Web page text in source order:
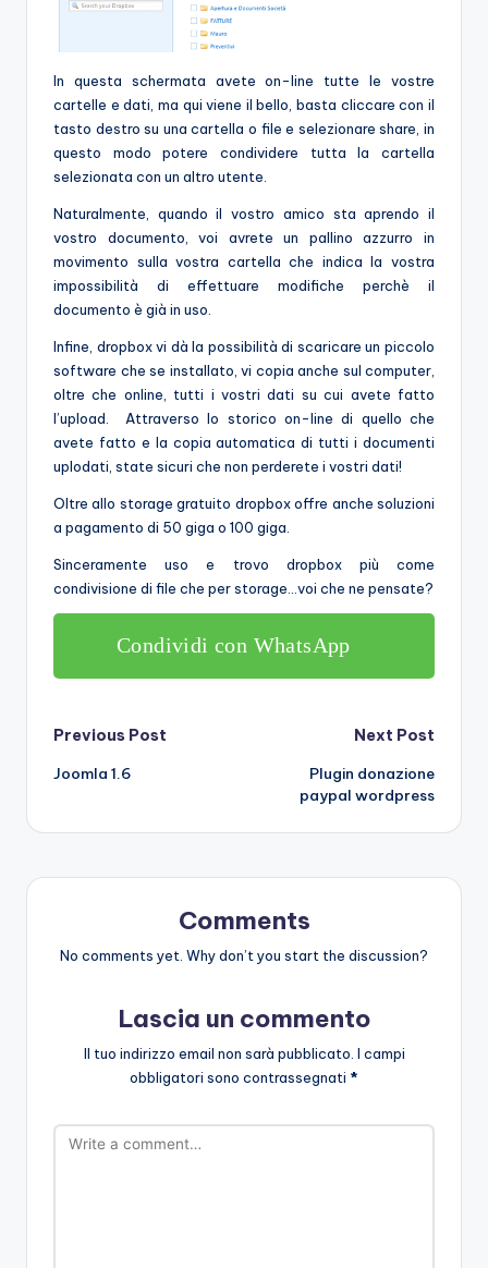
In questa schermata avete on-line tutte le vostre
cartelle e dati, ma qui viene il bello, basta cliccare con il
tasto destro su una cartella o file e selezionare share, in
questo modo potere condividere tutta la cartella
selezionata con un altro utente.
Naturalmente, quando il vostro amico sta aprendo il
vostro documento, voi avrete un pallino azzurro in
movimento sulla vostra cartella che indica la vostra
impossibilità di effettuare modifiche perchè il
documento è già in uso.
Infine, dropbox vi dà la possibilità di scaricare un piccolo
software che se installato, vi copia anche sul computer,
oltre che online, tutti i vostri dati su cui avete fatto
l’upload. Attraverso lo storico on-line di quello che
avete fatto e la copia automatica di tutti i documenti
uplodati, state sicuri che non perderete i vostri dati!
Oltre allo storage gratuito dropbox offre anche soluzioni
a pagamento di 50 giga o 100 giga.
Sinceramente uso e trovo dropbox più come
condivisione di file che per storage…voi che ne pensate?
Condividi con WhatsApp
Post
navigation
Previous Post
Joomla 1.6
Next Post
Plugin donazione
paypal wordpress
Comments
No comments yet. Why don’t you start the discussion?
Lascia un commento
Il tuo indirizzo email non sarà pubblicato. I campi
obbligatori sono contrassegnati *